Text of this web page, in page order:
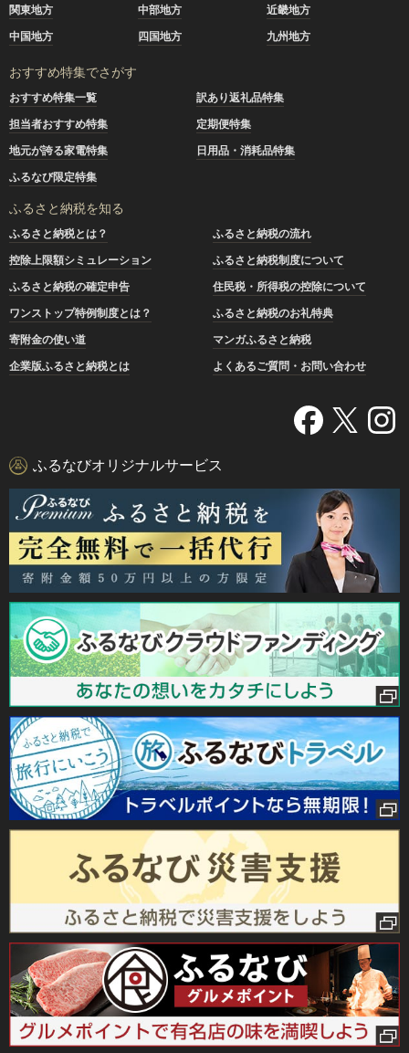
関東地方
中部地方
近畿地方
中国地方
四国地方 九州地方
おすすめ特集でさがす
おすすめ特集一覧
訳あり返礼品特集
担当者おすすめ特集
定期便特集
地元が誇る家電特集
日用品・消耗品特集
ふるなび限定特集
ふるさと納税を知る
ふるさと納税とは？
ふるさと納税の流れ
控除上限額シミュレーション
ふるさと納税制度について
ふるさと納税の確定申告
住民税・所得税の控除について
ワンストップ特例制度とは？
ふるさと納税のお礼特典
寄附金の使い道
マンガふるさと納税
企業版ふるさと納税とは
よくあるご質問・お問い合わせ
ふるなびオリジナルサービス